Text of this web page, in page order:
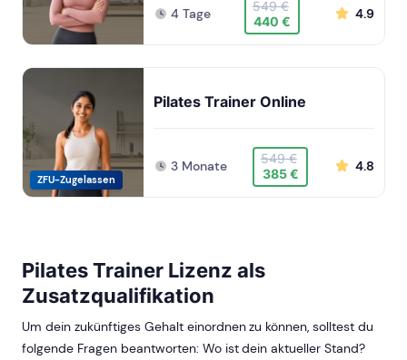
4 Tage
549 €
440 €
4.9
ZFU-Zugelassen
Pilates Trainer Online
3 Monate
549 €
385 €
4.8
Pilates Trainer Lizenz als
Zusatzqualifikation
Um dein zukünftiges Gehalt einordnen zu können, solltest du
folgende Fragen beantworten: Wo ist dein aktueller Stand?